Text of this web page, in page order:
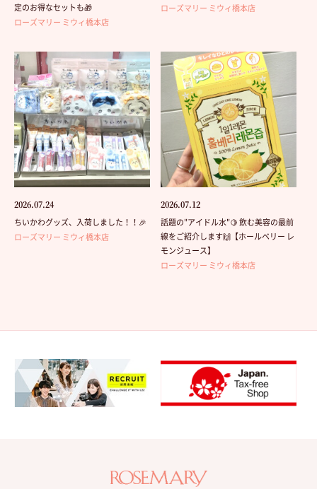
定のお得なセットも🎁
ローズマリー ミウィ橋本店
ローズマリー ミウィ橋本店
2026.07.24
ちいかわグッズ、入荷しました！！🎉
ローズマリー ミウィ橋本店
2026.07.12
話題の"アイドル水"🍋 飲む美容の最前
線をご紹介します🙌【ホールベリー レ
モンジュース】
ローズマリー ミウィ橋本店